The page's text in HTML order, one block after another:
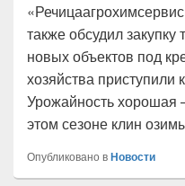
также обсудил закупку
новых объектов под
хозяйства приступили
Урожайность хорошая
этом сезоне клин
Опубликовано вНовости